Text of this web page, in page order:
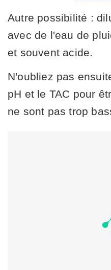
Autre possibilité :
avec de l'eau de
et souvent acide.
N'oubliez pas
pH et le TAC pour
ne sont pas trop